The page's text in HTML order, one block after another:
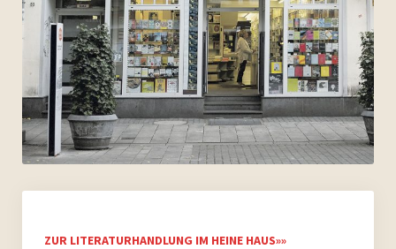
ZUR LITERATURHANDLUNG IM HEINE HAUS»»